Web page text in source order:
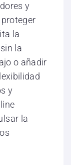
y
la
la
o añadir
y
la